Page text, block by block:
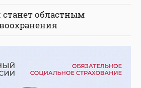
станет областным